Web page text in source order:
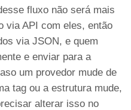
fluxo não será mais
via API com eles, então
via JSON, e quem
e enviar para a
um provedor mude de
tag ou a estrutura mude,
alterar isso no